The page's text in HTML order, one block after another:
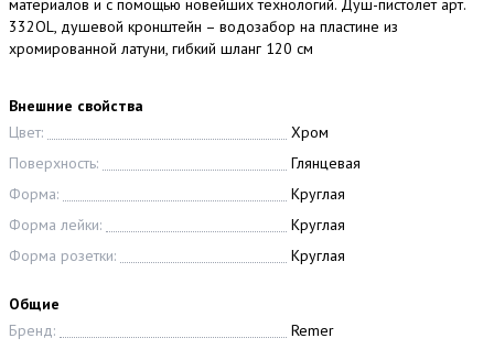
материалов и с помощью новейших технологий. Душ-пистолет арт.
332OL, душевой кронштейн – водозабор на пластине из
хромированной латуни, гибкий шланг 120 см
Внешние свойства
Цвет:
Хром
Поверхность:
Глянцевая
Форма:
Круглая
Форма лейки:
Круглая
Форма розетки:
Круглая
Общие
Бренд:
Remer